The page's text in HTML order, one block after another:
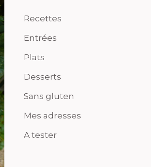
Recettes
Entrées
Plats
Desserts
Sans gluten
Mes adresses
A tester